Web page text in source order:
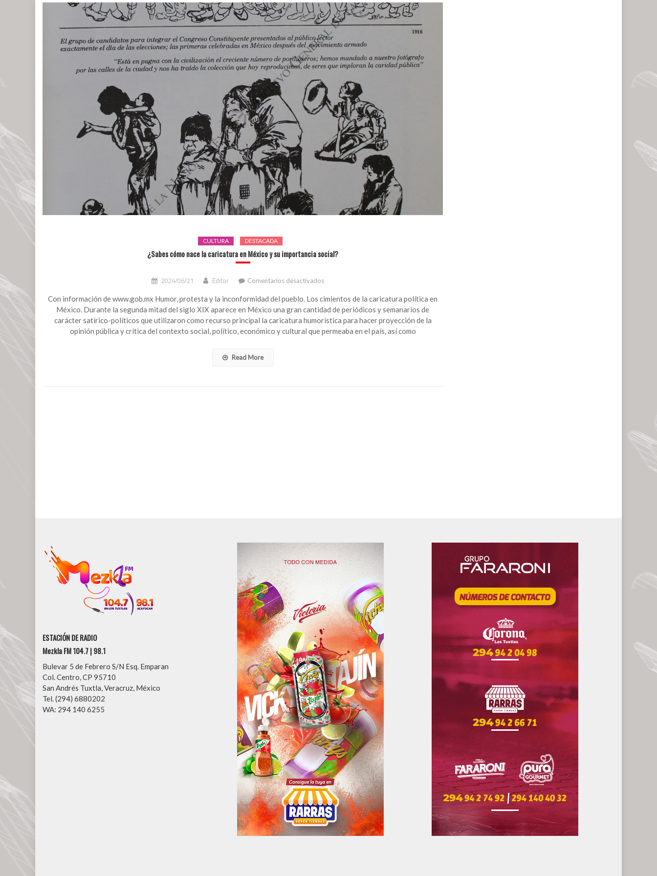
CULTURA DESTACADA
¿Sabes cómo nace la caricatura en México y su importancia social?
2024/06/21 Editor Comentarios desactivados
cómo
nace
caricatura
en
Con información de www.gob.mx Humor, protesta y la inconformidad del pueblo. Los cimientos de la caricatura política en
México. Durante la segunda mitad del siglo XIX aparece en México una gran cantidad de periódicos y semanarios de
carácter satírico-políticos que utilizaron como recurso principal la caricatura humorística para hacer proyección de la
opinión pública y crítica del contexto social, político, económico y cultural que permeaba en el país, así como
Read More
ESTACIÓN DE RADIO
Mezkla FM 104.7 | 98.1
Bulevar 5 de Febrero S/N Esq. Emparan
Col. Centro, CP 95710
San Andrés Tuxtla, Veracruz, México
Tel. (294) 6880202
WA: 294 140 6255